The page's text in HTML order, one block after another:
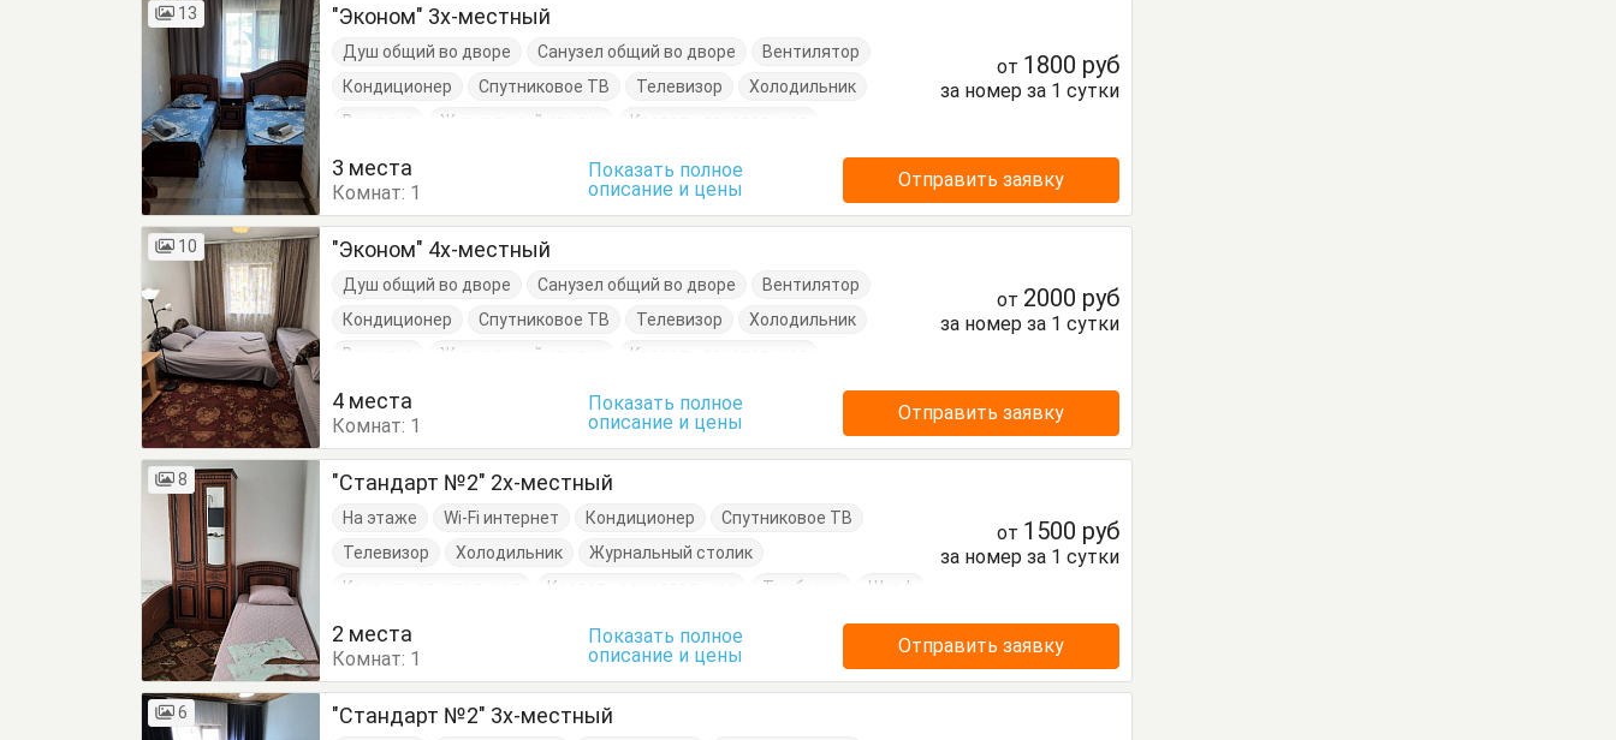
13 "Эконом" 3х-местный
Душ общий во дворе Санузел общий во дворе
Вентилятор
Кондиционер
Спутниковое ТВ Телевизор
Холодильник
Вешалка
Журнальный столик
Кровать двуспальная
от 1800 руб
за номер за 1 сутки
3 места
Комнат: 1
Показать полное
описание и цены
Отправить заявку
10 "Эконом" 4х-местный
Душ общий во дворе Санузел общий во дворе
Вентилятор
Кондиционер
Спутниковое ТВ Телевизор
Холодильник
Вешалка
Журнальный столик
Кровать двуспальная
от 2000 руб
за номер за 1 сутки
4 места
Комнат: 1
Показать полное
описание и цены
Отправить заявку
8 "Стандарт №2" 2х-местный
На этаже Wi-Fi интернет Кондиционер
Спутниковое ТВ
Телевизор
Холодильник
Журнальный столик
Кровать двуспальная
Кровать односпальная Тумбочки Шкаф
от 1500 руб
за номер за 1 сутки
2 места
Комнат: 1
Показать полное
описание и цены
Отправить заявку
6 "Стандарт №2" 3х-местный